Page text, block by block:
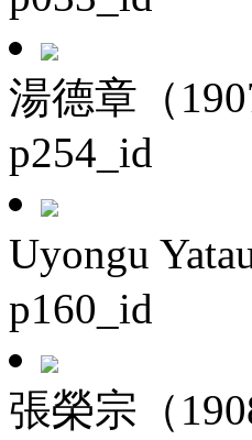
湯德章（
p254_id
Uyongu
p160_id
張榮宗（